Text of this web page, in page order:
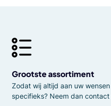
Grootste assortiment
Zodat wij altijd aan uw
specifieks? Neem dan